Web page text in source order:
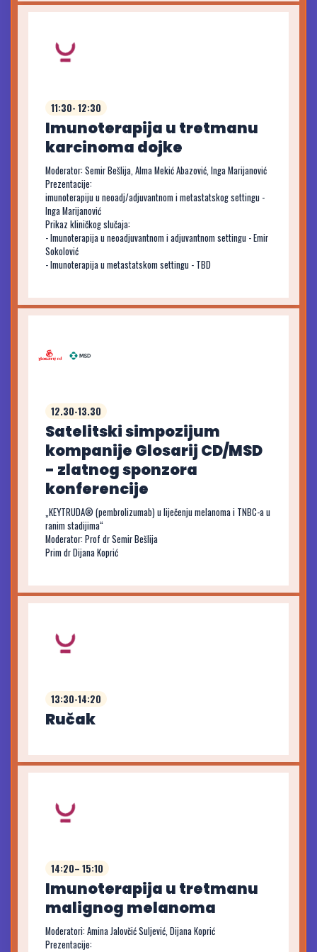
11:30- 12:30
Imunoterapija u tretmanu
karcinoma dojke
Moderator: Semir Bešlija, Alma Mekić Abazović, Inga Marijanović
Prezentacije:
imunoterapiju u neoadj/adjuvantnom i metastatskog settingu -
Inga Marijanović
Prikaz kliničkog slučaja:
- Imunoterapija u neoadjuvantnom i adjuvantnom settingu - Emir
Sokolović
- Imunoterapija u metastatskom settingu - TBD
12.30-13.30
Satelitski simpozijum
kompanije Glosarij CD/MSD
- zlatnog sponzora
konferencije
„KEYTRUDA® (pembrolizumab) u liječenju melanoma i TNBC-a u
ranim stadijima“
Moderator: Prof dr Semir Bešlija
Prim dr Dijana Koprić
13:30-14:20
Ručak
14:20– 15:10
Imunoterapija u tretmanu
malignog melanoma
Moderatori: Amina Jalovčić Suljević, Dijana Koprić
Prezentacije: